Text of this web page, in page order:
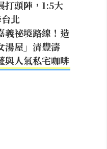
打頭陣，1:5大
北
義祕境路線！造
湯屋」清豐濤
與人氣私宅咖啡